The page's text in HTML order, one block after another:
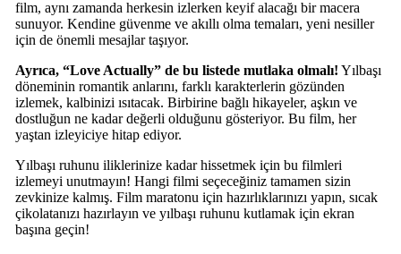
film, aynı zamanda herkesin izlerken keyif alacağı bir macera
sunuyor. Kendine güvenme ve akıllı olma temaları, yeni nesiller
için de önemli mesajlar taşıyor.
Ayrıca, “Love Actually” de bu listede mutlaka olmalı! Yılbaşı
döneminin romantik anlarını, farklı karakterlerin gözünden
izlemek, kalbinizi ısıtacak. Birbirine bağlı hikayeler, aşkın ve
dostluğun ne kadar değerli olduğunu gösteriyor. Bu film, her
yaştan izleyiciye hitap ediyor.
Yılbaşı ruhunu iliklerinize kadar hissetmek için bu filmleri
izlemeyi unutmayın! Hangi filmi seçeceğiniz tamamen sizin
zevkinize kalmış. Film maratonu için hazırlıklarınızı yapın, sıcak
çikolatanızı hazırlayın ve yılbaşı ruhunu kutlamak için ekran
başına geçin!